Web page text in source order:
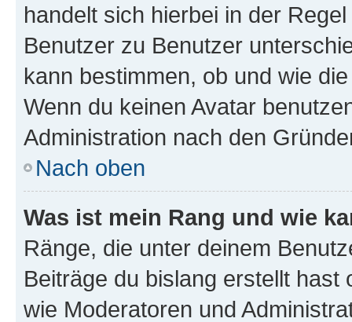
handelt sich hierbei in der
Benutzer zu Benutzer
kann bestimmen, ob und wie
Wenn du keinen Avatar
Administration nach den
Nach oben
Was ist mein Rang und wie
Ränge, die unter deinem
Beiträge du bislang erstellt
wie Moderatoren und